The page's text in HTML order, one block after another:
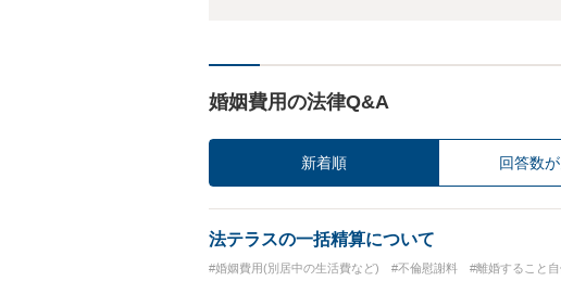
婚姻費用の法律Q&A
新着順 回答数
法テラスの一括精算について
#婚姻費用(別居中の生活費など) #不倫慰謝料 #離婚すること自